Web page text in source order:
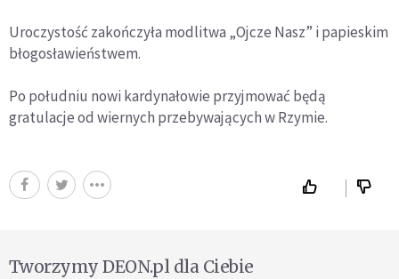
Uroczystość zakończyła modlitwa „Ojcze Nasz” i papieskim
błogosławieństwem.
Po południu nowi kardynałowie przyjmować będą
gratulacje od wiernych przebywających w Rzymie.
Tworzymy DEON.pl dla Ciebie